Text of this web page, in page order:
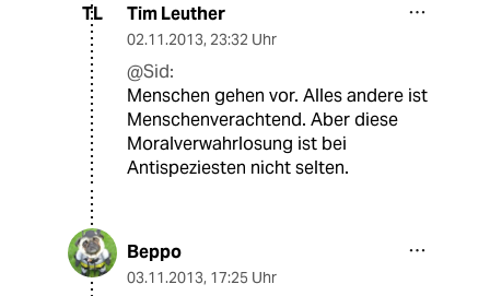
TL Tim Leuther
02.11.2013, 23:32 Uhr
@Sid:
Menschen gehen vor. Alles andere ist
Menschenverachtend. Aber diese
Moralverwahrlosung ist bei
Antispeziesten nicht selten.
Beppo
03.11.2013, 17:25 Uhr